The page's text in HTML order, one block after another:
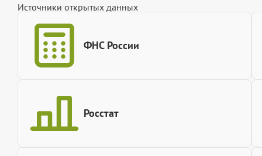
Источники открытых данных
ФНС России
Росстат